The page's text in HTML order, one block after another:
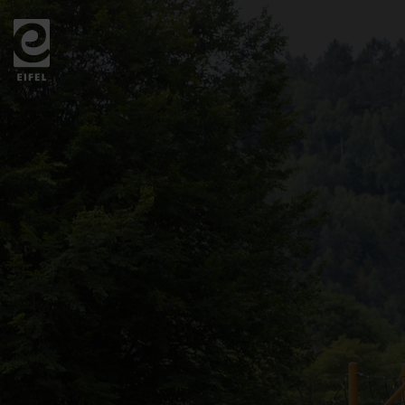
Zurück
zur
Startseite